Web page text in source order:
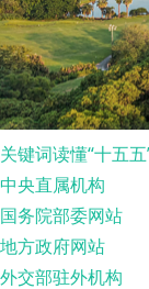
关键词读懂“十五五
中央直属机构
国务院部委网站
地方政府网站
外交部驻外机构